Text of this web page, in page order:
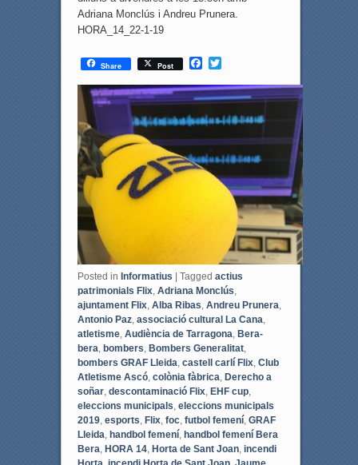
Adriana Monclús i Andreu Prunera.
HORA_14_22-1-19
Share Post
F
c
e
b
o
o
k
T
i
t
t
e
r
Posted in Informatius | Tagged actius
patrimonials Flix, Adriana Monclús
ajuntament Flix, Alba Ribas Andreu Prunera
Antonio Paz, associació cultural La Cana
atletisme, Audiència de Tarragona Bera-
bera bombers Bombers Generalitat,
bombers GRAF Lleida castell carlí Flix, Club
Atletisme Ascó, colònia fàbrica Derecho a
soñar, descontaminació Flix, EHF cup,
eleccions municipals eleccions municipals
2019, esports Flix, foc, futbol femení, GRAF
Lleida handbol femení, handbol femení Bera
Bera HORA 14, Horta de Sant Joan, incendi